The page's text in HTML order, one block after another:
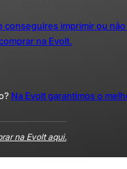
conseguires imprimir ou
na Evolt.
Na Evolt garantimos o
na Evolt aqui.